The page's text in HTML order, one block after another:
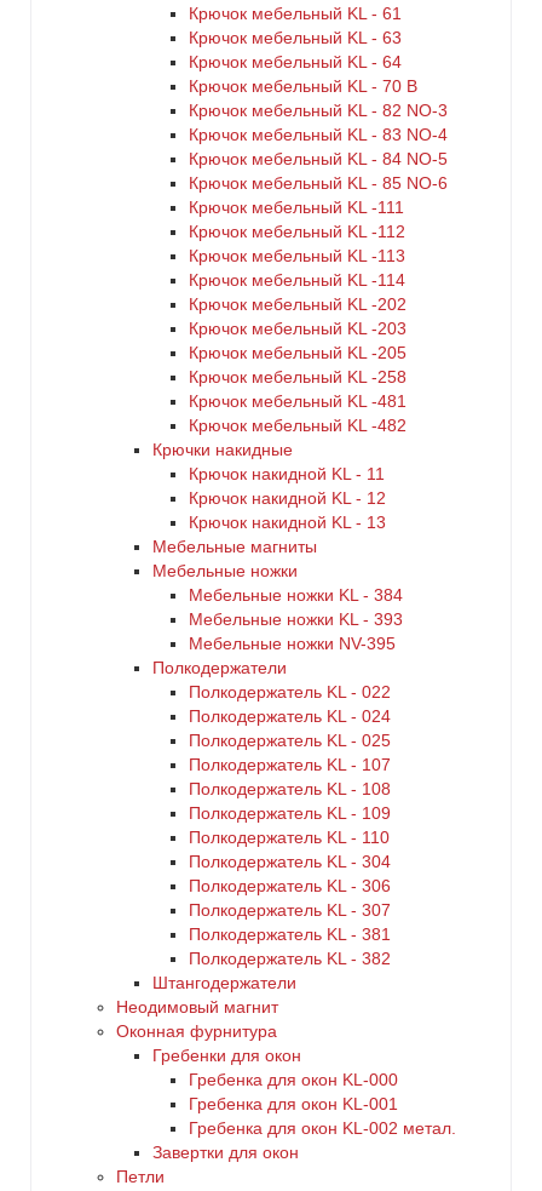
Крючок мебельный KL - 61
Крючок мебельный KL - 63
Крючок мебельный KL - 64
Крючок мебельный KL - 70 B
Крючок мебельный KL - 82 NO-3
Крючок мебельный KL - 83 NO-4
Крючок мебельный KL - 84 NO-5
Крючок мебельный KL - 85 NO-6
Крючок мебельный KL -111
Крючок мебельный KL -112
Крючок мебельный KL -113
Крючок мебельный KL -114
Крючок мебельный KL -202
Крючок мебельный KL -203
Крючок мебельный KL -205
Крючок мебельный KL -258
Крючок мебельный KL -481
Крючок мебельный KL -482
Крючки накидные
Крючок накидной KL - 11
Крючок накидной KL - 12
Крючок накидной KL - 13
Мебельные магниты
Мебельные ножки
Мебельные ножки KL - 384
Мебельные ножки KL - 393
Мебельные ножки NV-395
Полкодержатели
Полкодержатель KL - 022
Полкодержатель KL - 024
Полкодержатель KL - 025
Полкодержатель KL - 107
Полкодержатель KL - 108
Полкодержатель KL - 109
Полкодержатель KL - 110
Полкодержатель KL - 304
Полкодержатель KL - 306
Полкодержатель KL - 307
Полкодержатель KL - 381
Полкодержатель KL - 382
Штангодержатели
Неодимовый магнит
Оконная фурнитура
Гребенки для окон
Гребенка для окон KL-000
Гребенка для окон KL-001
Гребенка для окон KL-002 метал.
Завертки для окон
Петли